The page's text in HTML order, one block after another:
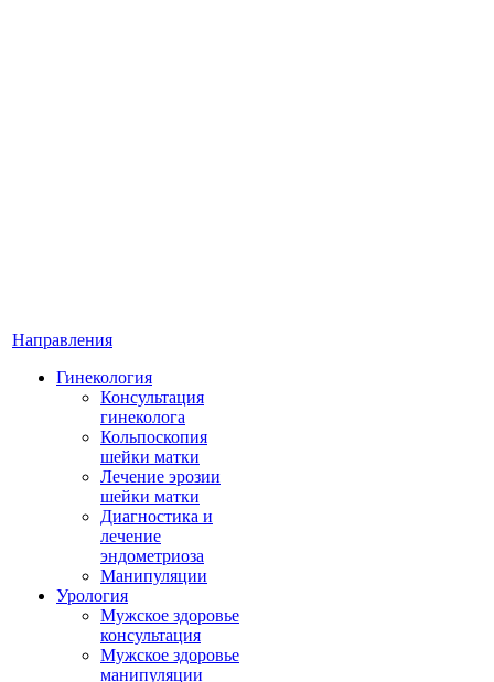
Направления
Гинекология
Консультация
гинеколога
Кольпоскопия
шейки матки
Лечение эрозии
шейки матки
Диагностика и
лечение
эндометриоза
Манипуляции
Урология
Мужское здоровье
консультация
Мужское здоровье
манипуляции